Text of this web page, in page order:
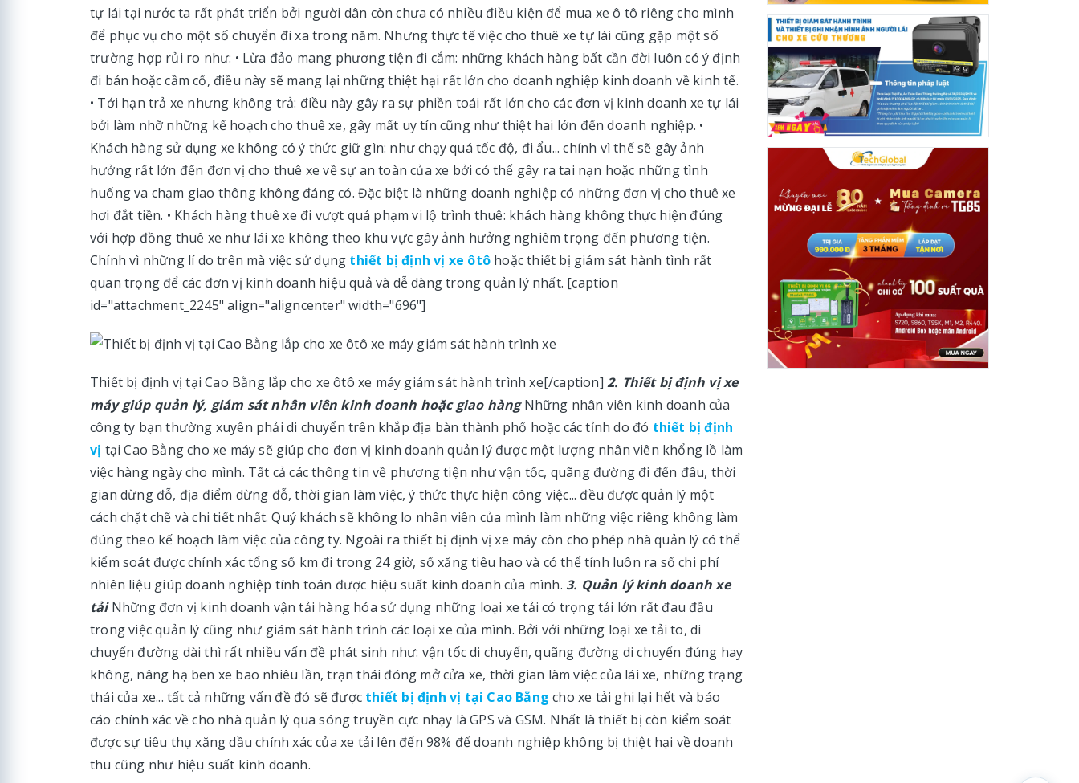
tự lái tại nước ta rất phát triển bởi người dân còn chưa có nhiều điều kiện để mua xe ô tô riêng cho mình
để phục vụ cho một số chuyển đi xa trong năm. Nhưng thực tế việc cho thuê xe tự lái cũng gặp một số
trường hợp rủi ro như: • Lừa đảo mang phương tiện đi cắm: những khách hàng bất cần đời luôn có ý định
đi bán hoặc cầm cố, điều này sẽ mang lại những thiệt hại rất lớn cho doanh nghiệp kinh doanh về kinh tế.
• Tới hạn trả xe nhưng không trả: điều này gây ra sự phiền toái rất lớn cho các đơn vị kinh doanh xe tự lái
bởi làm nhỡ những kế hoạch cho thuê xe, gây mất uy tín cũng như thiệt hai lớn đến doanh nghiệp. •
Khách hàng sử dụng xe không có ý thức giữ gìn: như chạy quá tốc độ, đi ẩu... chính vì thế sẽ gây ảnh
hưởng rất lớn đến đơn vị cho thuê xe về sự an toàn của xe bởi có thể gây ra tai nạn hoặc những tình
huống va chạm giao thông không đáng có. Đặc biệt là những doanh nghiệp có những đơn vị cho thuê xe
hơi đắt tiền. • Khách hàng thuê xe đi vượt quá phạm vi lộ trình thuê: khách hàng không thực hiện đúng
với hợp đồng thuê xe như lái xe không theo khu vực gây ảnh hưởng nghiêm trọng đến phương tiện.
Chính vì những lí do trên mà việc sử dụng thiết bị định vị xe ôtô hoặc thiết bị giám sát hành tình rất
quan trọng để các đơn vị kinh doanh hiệu quả và dễ dàng trong quản lý nhất. [caption
id="attachment_2245" align="aligncenter" width="696"]
Thiết bị định vị tại Cao Bằng lắp cho xe ôtô xe máy giám sát hành trình xe[/caption] 2. Thiết bị định vị xe
máy giúp quản lý, giám sát nhân viên kinh doanh hoặc giao hàngNhững nhân viên kinh doanh của
công ty bạn thường xuyên phải di chuyển trên khắp địa bàn thành phố hoặc các tỉnh do đó thiết bị định
vị tại Cao Bằng cho xe máy sẽ giúp cho đơn vị kinh doanh quản lý được một lượng nhân viên khổng lồ làm
việc hàng ngày cho mình. Tất cả các thông tin về phương tiện như vận tốc, quãng đường đi đến đâu, thời
gian dừng đỗ, địa điểm dừng đỗ, thời gian làm việc, ý thức thực hiện công việc... đều được quản lý một
cách chặt chẽ và chi tiết nhất. Quý khách sẽ không lo nhân viên của mình làm những việc riêng không làm
đúng theo kế hoạch làm việc của công ty. Ngoài ra thiết bị định vị xe máy còn cho phép nhà quản lý có thể
kiểm soát được chính xác tổng số km đi trong 24 giờ, số xăng tiêu hao và có thể tính luôn ra số chi phí
nhiên liệu giúp doanh nghiệp tính toán được hiệu suất kinh doanh của mình. 3. Quản lý kinh doanh xe
tảiNhững đơn vị kinh doanh vận tải hàng hóa sử dụng những loại xe tải có trọng tải lớn rất đau đầu
trong việc quản lý cũng như giám sát hành trình các loại xe của mình. Bởi với những loại xe tải to, di
chuyển đường dài thì rất nhiều vấn đề phát sinh như: vận tốc di chuyển, quãng đường di chuyển đúng hay
không, nâng hạ ben xe bao nhiêu lần, trạn thái đóng mở cửa xe, thời gian làm việc của lái xe, những trạng
thái của xe... tất cả những vấn đề đó sẽ được thiết bị định vị tại Cao Bằngcho xe tải ghi lại hết và báo
cáo chính xác về cho nhà quản lý qua sóng truyền cực nhạy là GPS và GSM. Nhất là thiết bị còn kiểm soát
được sự tiêu thụ xăng dầu chính xác của xe tải lên đến 98% để doanh nghiệp không bị thiệt hại về doanh
thu cũng như hiệu suất kinh doanh.